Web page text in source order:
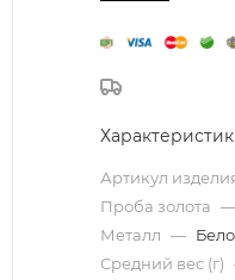
Артикул
Проба золота —
Металл —
Средний вес (г)